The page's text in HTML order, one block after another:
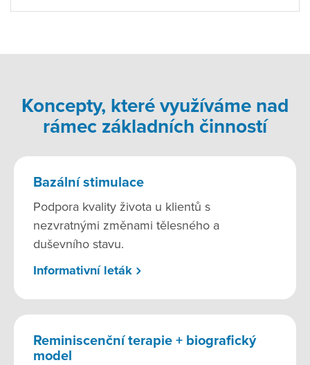
Koncepty, které využíváme nad
rámec základních činností
Bazální stimulace
Podpora kvality života u klientů s
nezvratnými změnami tělesného a
duševního stavu.
Informativní leták
Reminiscenční terapie + biografický
model